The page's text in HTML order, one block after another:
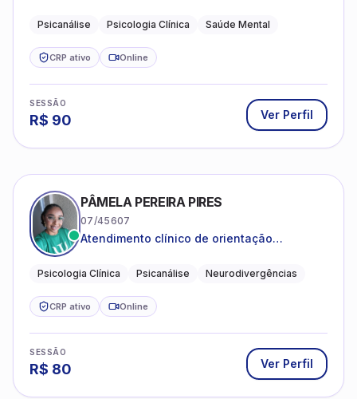
Psicanálise Psicologia Clínica Saúde Mental
CRP ativo Online
SESSÃO
R$ 90 Ver Perfil
PÂMELA PEREIRA PIRES
07/45607
Atendimento clínico de orientação
crianças neurotípicas
Psicologia Clínica Psicanálise Neurodivergências
CRP ativo Online
SESSÃO
R$ 80 Ver Perfil